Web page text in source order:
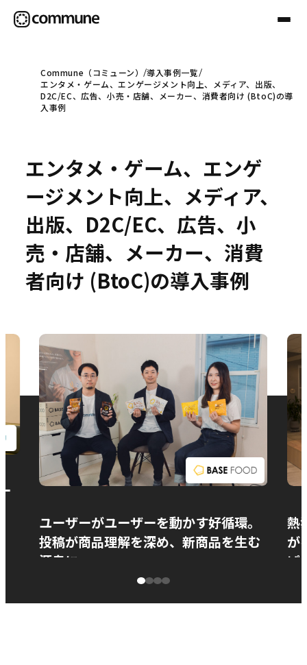
Communeについて
事例
セミナー
お役立ち情報
お問い合わせ
Commune（コミューン）
導入事例一覧
エンタメ・ゲーム、エンゲージメント向上、メディア、出版、
D2C/EC、広告、小売・店舗、メーカー、消費者向け (BtoC)の導
入事例
エンタメ・ゲーム、エンゲ
ージメント向上、メディア、
出版、D2C/EC、広告、小
売・店舗、メーカー、消費
者向け (BtoC)の導入事例
ユーザーがユーザーを動かす好循環。
投稿が商品理解を深め、新商品を生む
源泉に
熱
が
ぱ